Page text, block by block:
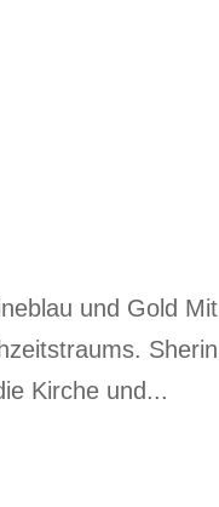
und Gold Mit
Sherin
Kirche und...